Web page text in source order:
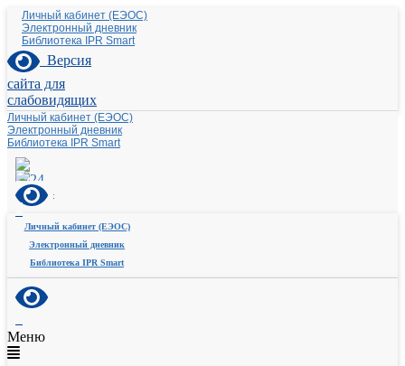
Личный кабинет (ЕЭОС)
Электронный дневник
Библиотека IPR Smart
Версия
сайта для
слабовидящих
Личный кабинет (ЕЭОС)
Электронный дневник
Библиотека IPR Smart
Личный кабинет (ЕЭОС)
Электронный дневник
Библиотека IPR Smart
Меню